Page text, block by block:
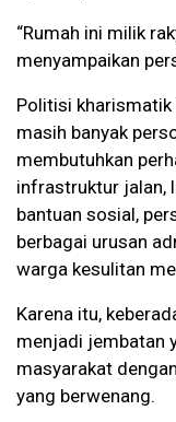
“Rumah ini milik
menyampaikan
Politisi kharismatik
masih banyak
membutuhkan
infrastruktur jalan,
bantuan sosial,
berbagai urusan
warga kesulitan
Karena itu,
menjadi jembatan
masyarakat
yang berwenang.